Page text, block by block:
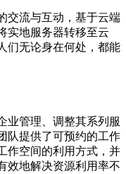
交流与互动，基于云端
实地服务器转移至云
们无论身在何处，都能
业管理、调整其系列服
队提供了可预约的工作
作空间的利用方式，并
效地解决资源利用率不